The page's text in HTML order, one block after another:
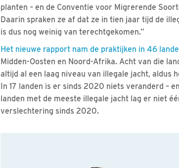
planten – en de Conventie voor Migrerende
Daarin spraken ze af dat ze in tien jaar tijd de
is dus nog weinig van terechtgekomen.”
Het nieuwe rapport nam de praktijken in 46
Midden-Oosten en Noord-Afrika. Acht van die
altijd al een laag niveau van illegale jacht, aldus
In 17 landen is er sinds 2020 niets veranderd –
landen met de meeste illegale jacht lag er niet
verslechtering sinds 2020.